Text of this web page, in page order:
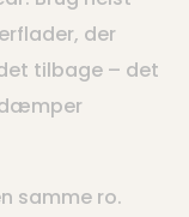
der
tilbage – det
dæmper
samme ro.